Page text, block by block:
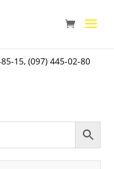
15,(097) 445-02-80